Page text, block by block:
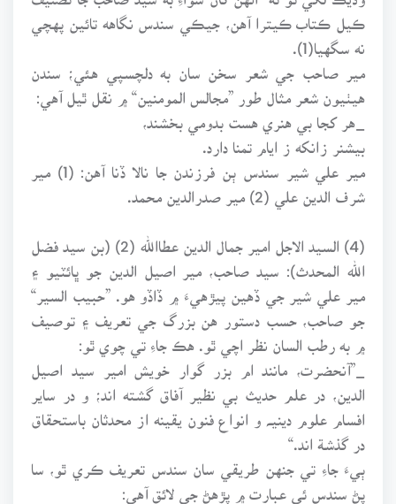
ڪيل ڪتاب ڪيترا آهن، جيڪي سندس نگاهه تائين پهچي
نه سگهيا(1).
مير صاحب جي شعر سخن سان به دلچسپي هئي؛ سندن
هيٺيون شعر مثال طور ”مجالس المومنين“ ۾ نقل ٿيل آهي:
_هر کجا بي هنري هست بدومي بخشند،
بيشنر زانکه ز ايام تمنا دارد.
مير علي شير سندس ٻن فرزندن جا نالا ڏنا آهن: (1) مير
شرف الدين علي (2) مير صدرالدين محمد.
(4) السيد الاجل امير جمال الدين عطاالله (2) (بن سيد فضل
الله المحدث): سيد صاحب، مير اصيل الدين جو ڀائٽيو ۽
مير علي شير جي ڏهين پيڙهيءَ ۾ ڏاڏو هو. ”حبيب السير“
جو صاحب، حسب دستور هن بزرگ جي تعريف ۽ توصيف
۾ به رطب السان نظر اچي ٿو. هڪ جاءِ تي چوي ٿو:
_”آنحضرت، مانند ام بزر گوار خويش امير سيد اصيل
الدين، در علم حديث بي نظير آفاق گشته اند؛ و در ساير
افسام علوم دينيـﮧ و انواع فنون يقينه از محدثان باستحقاق
در گذشـة اند.“
ٻيءَ جاءِ تي جنهن طريقي سان سندس تعريف ڪري ٿو، سا
پڻ سندس ئي عبارت ۾ پڙهڻ جي لائق آهي: